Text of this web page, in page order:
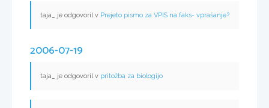
taja_ je odgovoril v Prejeto pismo za VPIS na faks- vprašanje?
2006-07-19
taja_ je odgovoril v pritožba za biologijo